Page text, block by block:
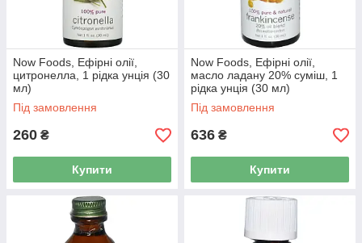
Now Foods, Ефірні олії,
цитронелла, 1 рідка унція (30
мл)
Під замовлення
260 ₴
Купити
Now Foods, Ефірні олії,
масло ладану 20% суміш, 1
рідка унція (30 мл)
Під замовлення
636 ₴
Купити